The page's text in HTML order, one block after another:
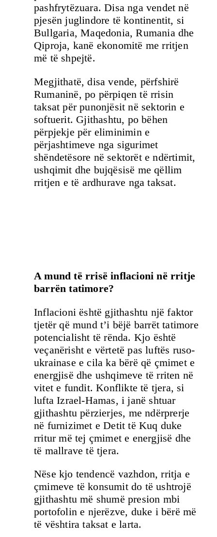
pashfrytëzuara. Disa nga vendet në
pjesën juglindore të kontinentit, si
Bullgaria, Maqedonia, Rumania dhe
Qiproja, kanë ekonomitë me rritjen
më të shpejtë.
Megjithatë, disa vende, përfshirë
Rumaninë, po përpiqen të rrisin
taksat për punonjësit në sektorin e
softuerit. Gjithashtu, po bëhen
përpjekje për eliminimin e
përjashtimeve nga sigurimet
shëndetësore në sektorët e ndërtimit,
ushqimit dhe bujqësisë me qëllim
rritjen e të ardhurave nga taksat.
A mund të rrisë inflacioni në rritje
barrën tatimore?
Inflacioni është gjithashtu një faktor
tjetër që mund t’i bëjë barrët tatimore
potencialisht të rënda. Kjo është
veçanërisht e vërtetë pas luftës ruso-
ukrainase e cila ka bërë që çmimet e
energjisë dhe ushqimeve të rriten në
vitet e fundit. Konflikte të tjera, si
lufta Izrael-Hamas, i janë shtuar
gjithashtu përzierjes, me ndërprerje
në furnizimet e Detit të Kuq duke
rritur më tej çmimet e energjisë dhe
të mallrave të tjera.
Nëse kjo tendencë vazhdon, rritja e
çmimeve të konsumit do të ushtrojë
gjithashtu më shumë presion mbi
portofolin e njerëzve, duke i bërë më
të vështira taksat e larta.